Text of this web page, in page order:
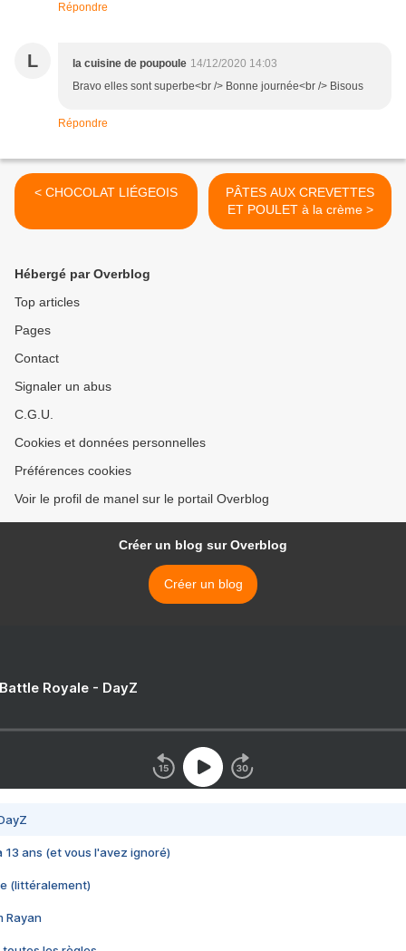
Répondre
L la cuisine de poupoule 14/12/2020 14:03
Bravo elles sont superbe<br /> Bonne journée<br /> Bisous
Répondre
< CHOCOLAT LIÉGEOIS
PÂTES AUX CREVETTES
ET POULET à la crème >
Hébergé par Overblog
Top articles
Pages
Contact
Signaler un abus
C.G.U.
Cookies et données personnelles
Préférences cookies
Voir le profil de manel sur le portail Overblog
Créer un blog sur Overblog
Créer un blog
Royale - DayZ
13 ans (et vous l'avez ignoré)
(littéralement)
Rayan